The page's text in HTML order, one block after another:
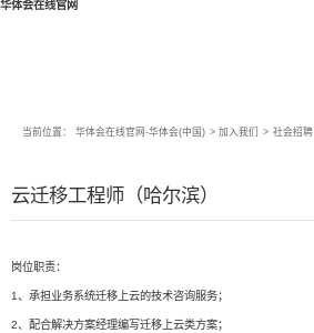
华体会在线官网
当前位置： 华体会在线官网-华体会(中国) > 加入我们 > 社会招聘
云迁移工程师（哈尔滨）
岗位职责：
1、承担业务系统迁移上云的技术咨询服务；
2、配合解决方案经理编写迁移上云类方案；